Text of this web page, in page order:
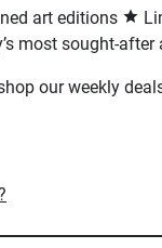
art editions
most sought-after
our weekly